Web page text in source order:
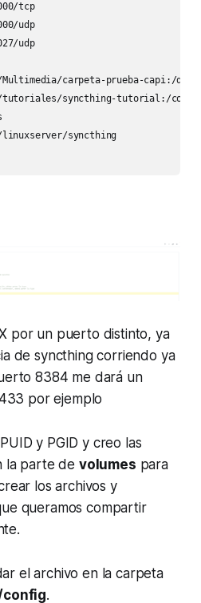
tcp
udp
udp
carpeta-prueba-capi:/
syncthing-tutorial:/
syncthing
por un puerto distinto, ya
de syncthing corriendo ya
8384 me dará un
por ejemplo
y PGID y creo las
la parte de volumes para
los archivos y
queramos compartir
el archivo en la carpeta
.